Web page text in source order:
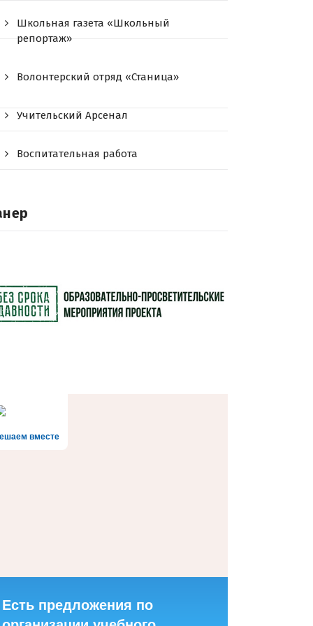
Школьная газета «Школьный
репортаж»
Волонтерский отряд «Станица»
Учительский Арсенал
Воспитательная работа
вместе
Есть предложения по